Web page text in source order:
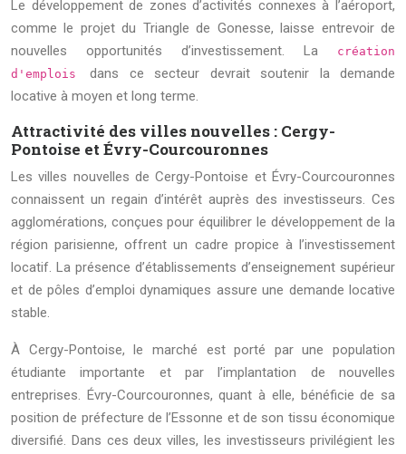
Le développement de zones d’activités connexes à l’aéroport,
comme le projet du Triangle de Gonesse, laisse entrevoir de
nouvelles opportunités d’investissement. La
création
d'emploisdans ce secteur devrait soutenir la demande
locative à moyen et long terme.
Attractivité des villes nouvelles : Cergy-
Pontoise et Évry-Courcouronnes
Les villes nouvelles de Cergy-Pontoise et Évry-Courcouronnes
connaissent un regain d’intérêt auprès des investisseurs. Ces
agglomérations, conçues pour équilibrer le développement de la
région parisienne, offrent un cadre propice à l’investissement
locatif. La présence d’établissements d’enseignement supérieur
et de pôles d’emploi dynamiques assure une demande locative
stable.
À Cergy-Pontoise, le marché est porté par une population
étudiante importante et par l’implantation de nouvelles
entreprises. Évry-Courcouronnes, quant à elle, bénéficie de sa
position de préfecture de l’Essonne et de son tissu économique
diversifié. Dans ces deux villes, les investisseurs privilégient les